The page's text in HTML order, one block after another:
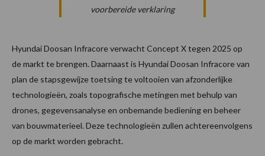
voorbereide verklaring
Hyundai Doosan Infracore verwacht Concept X tegen 2025 op
de markt te brengen. Daarnaast is Hyundai Doosan Infracore van
plan de stapsgewijze toetsing te voltooien van afzonderlijke
technologieën, zoals topografische metingen met behulp van
drones, gegevensanalyse en onbemande bediening en beheer
van bouwmaterieel. Deze technologieën zullen achtereenvolgens
op de markt worden gebracht.